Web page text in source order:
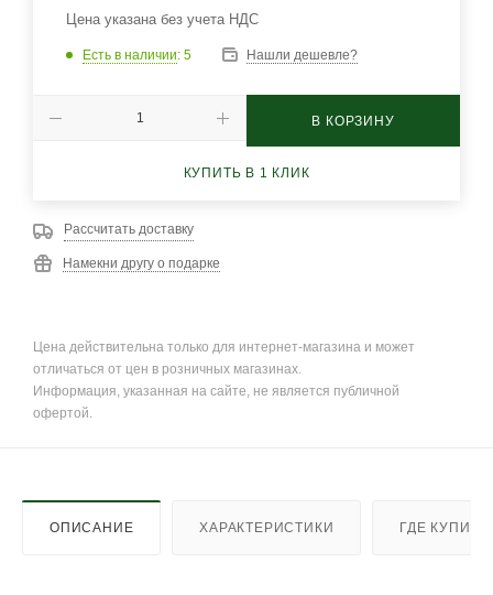
Цена указана без учета НДС
Есть в наличии: 5 Нашли дешевле?
В КОРЗИНУ
КУПИТЬ В 1 КЛИК
Рассчитать доставку
Намекни другу о подарке
Цена действительна только для интернет-магазина и может
отличаться от цен в розничных магазинах.
Информация, указанная на сайте, не является публичной
офертой.
ОПИСАНИЕ ХАРАКТЕРИСТИКИ ГДЕ КУПИТЬ